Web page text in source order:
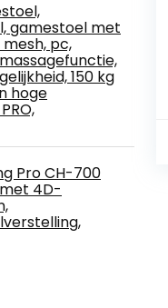
gamestoel met
pc,
150 kg
hoge
Pro CH-700
4D-